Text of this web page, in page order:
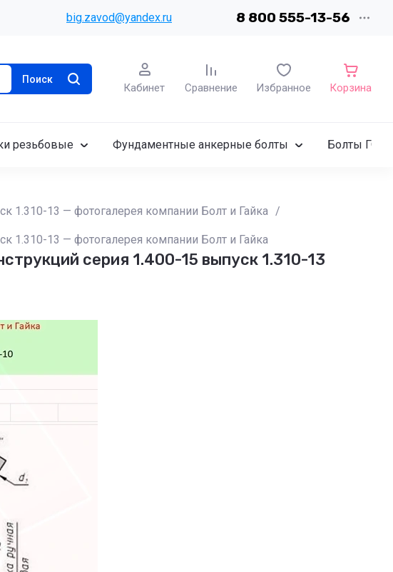
big.zavod@yandex.ru 8 800 555-13-56
Поиск
Кабинет Сравнение Избранное Корзина
резьбовые Фундаментные анкерные болты Болты
1.310-13 — фотогалерея компании Болт и Гайка /
1.310-13 — фотогалерея компании Болт и Гайка
серия 1.400-15 выпуск 1.310-13